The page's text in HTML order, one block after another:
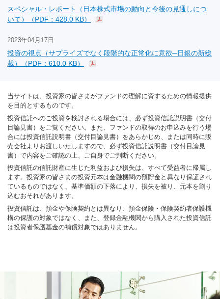
スペシャル・レポート（日本株式市場の動向と今後の見通しにつ
いて）（PDF：428.0 KB）
2023年04月17日
投資の視点（サプライズでなく段階的な正常化に意欲─日銀の新総
裁）（PDF：610.0 KB）
当サイトは、投資家の皆さまがファンドの理解に資するための情報提供
を目的とするものです。
投資信託へのご投資を検討される場合には、必ず投資信託説明書（交付
目論見書）をご覧ください。また、ファンドの取得のお申込みを行う場
合には投資信託説明書（交付目論見書）をあらかじめ、または同時に販
売会社よりお渡しいたしますので、必ず投資信託説明書（交付目論見
書）で内容をご確認の上、ご自身でご判断ください。
投資信託の信託財産に生じた利益および損失は、すべて受益者に帰属し
ます。投資家の皆さまの投資元本は金融機関の預貯金と異なり保証され
ているものではなく、基準価額の下落により、損失を被り、元本を割り
込むおそれがあります。
投資信託は、預金や保険契約とは異なり、預金保険・保険契約者保護機
構の保護の対象ではなく、また、登録金融機関から購入された投資信託
は投資者保護基金の補償対象ではありません。